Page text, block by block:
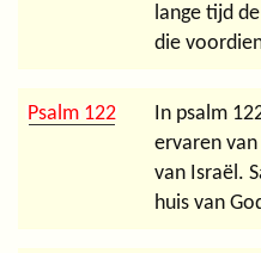
lange tijd
die
Psalm 122
In psalm
ervaren
van Israël.
huis van